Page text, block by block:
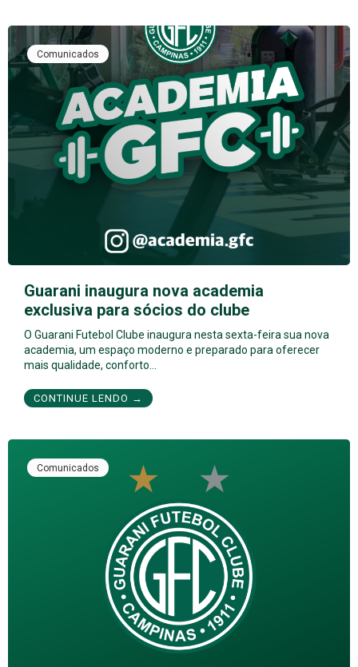
Comunicados
Guarani inaugura nova academia
exclusiva para sócios do clube
O Guarani Futebol Clube inaugura nesta sexta-feira sua nova
academia, um espaço moderno e preparado para oferecer
mais qualidade, conforto…
CONTINUE LENDO →
Comunicados